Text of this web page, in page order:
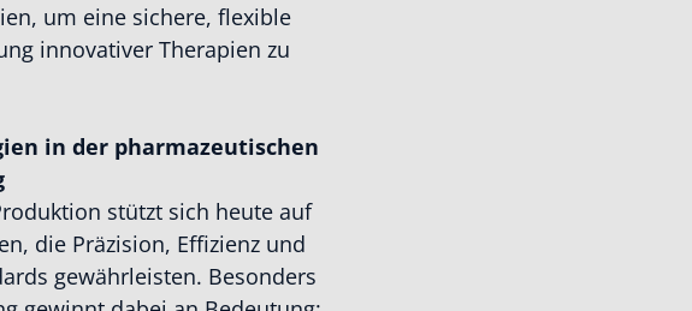
um eine sichere, flexible
innovativer Therapien zu
in der pharmazeutischen
stützt sich heute auf
die Präzision, Effizienz und
gewährleisten. Besonders